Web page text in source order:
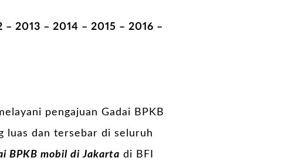
2013 – 2014 – 2015 – 2016 –
pengajuan Gadai BPKB
luas dan tersebar di seluruh
BPKB mobil di Jakarta di BFI